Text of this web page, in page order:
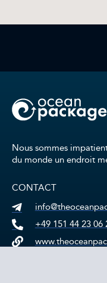
Nous sommes
du monde un endroit
CONTACT
+49 151 44 23 06